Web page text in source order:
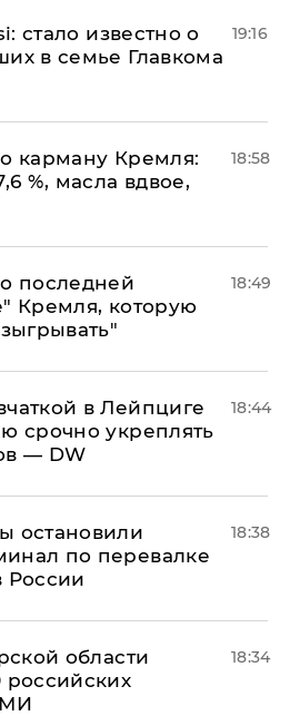
стало известно о
в семье Главкома
19:16
карману Кремля:
%, масла вдвое,
18:58
последней
Кремля, которую
18:49
в Лейпциге
срочно укреплять
— DW
18:44
остановили
по перевалке
России
18:38
области
российских
18:34